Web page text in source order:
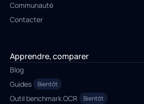
Communauté
Contacter
Apprendre, comparer
Blog
Guides
Bientôt
Outil benchmark OCR Bientôt